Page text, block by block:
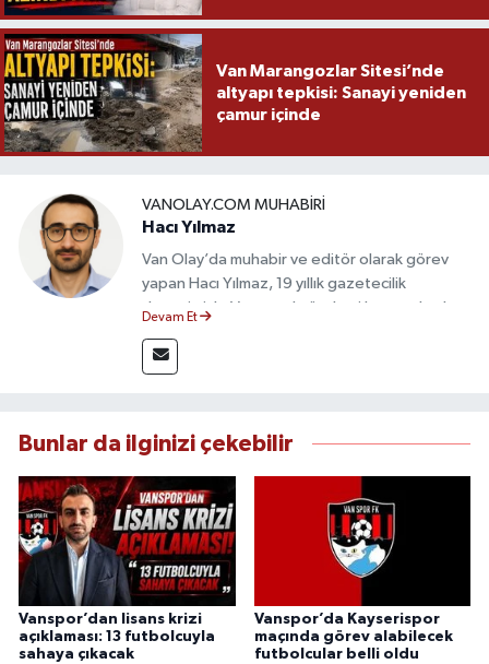
Van Marangozlar Sitesi’nde
altyapı tepkisi: Sanayi yeniden
çamur içinde
VANOLAY.COM MUHABIRI
Hacı Yılmaz
Van Olay’da muhabir ve editör olarak görev
yapan Hacı Yılmaz, 19 yıllık gazetecilik
deneyimiyle Van yerel gündemi başta olmak
takip etmektedir. Editoryal sürece katkı sunan
Yılmaz, tarafsızlık, doğruluk ve etik ilkeler
bilgilendirmektedir.
Devam Et
Bunlar da ilginizi çekebilir
Vanspor’dan lisans krizi
açıklaması: 13 futbolcuyla
sahaya çıkacak
Vanspor’da Kayserispor
maçında görev alabilecek
futbolcular belli oldu